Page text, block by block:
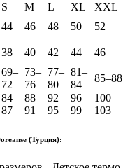
S M L XL XXL
44 46 48 50 52
38 40 42 44 46
69–
72
73–
76
77–
80
81–
84
85–88
84–
87
88–
91
92–
95
96–
99
100–
103
(Турция):